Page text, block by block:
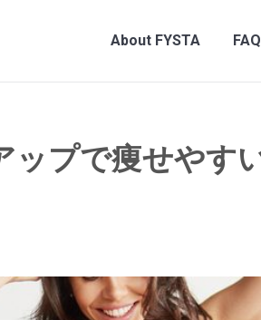
About FYSTA FAQ
プで痩せやす